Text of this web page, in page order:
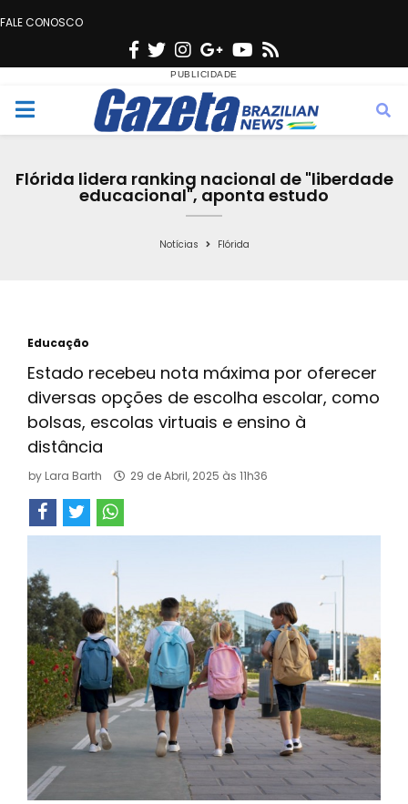
FALE CONOSCO
F
c
e
o
T
w
i
t
e
n
s
t
g
r
a
G
o
o
g
e
Y
u
t
b
s
M
Flórida lidera ranking nacional de "liberdade
educacional", aponta estudo
Notícias Flórida
Educação
Estado recebeu nota máxima por oferecer
diversas opções de escolha escolar, como
bolsas, escolas virtuais e ensino à
distância
by Lara Barth 29 de Abril, 2025 às 11h36